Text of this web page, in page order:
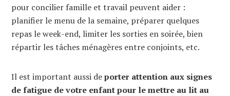
pour concilier famille et travail peuvent aider :
planifier le menu de la semaine, préparer quelques
repas le week-end, limiter les sorties en soirée, bien
répartir les tâches ménagères entre conjoints, etc.
Il est important aussi deporter attention aux signes
de fatigue de votre enfant pour le mettre au lit au